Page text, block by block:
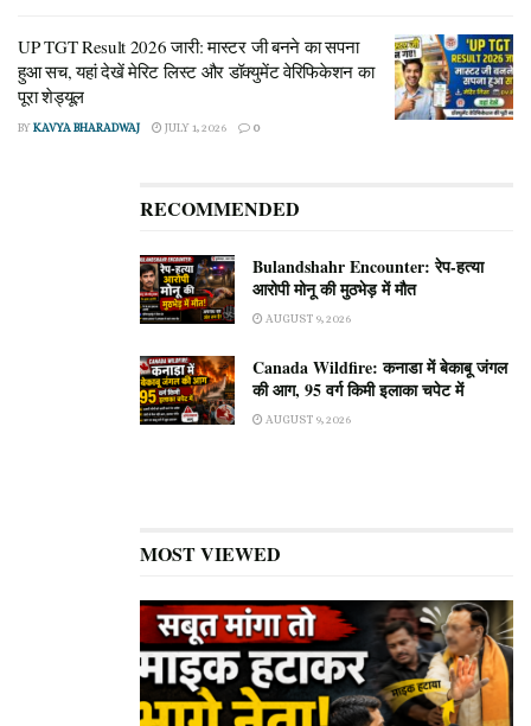
UP TGT Result 2026 जारी: मास्टर जी बनने का सपना
हुआ सच, यहां देखें मेरिट लिस्ट और डॉक्युमेंट वेरिफिकेशन का
पूरा शेड्यूल
BYKAVYA BHARADWAJ JULY 1, 2026 0
RECOMMENDED
Bulandshahr Encounter: रेप-हत्या
आरोपी मोनू की मुठभेड़ में मौत
AUGUST 9, 2026
Canada Wildfire: कनाडा में बेकाबू जंगल
की आग, 95 वर्ग किमी इलाका चपेट में
AUGUST 9, 2026
MOST VIEWED